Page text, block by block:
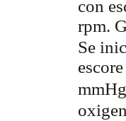
con
rpm.
Se